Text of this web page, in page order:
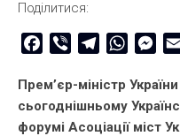
Поділитися:
Facebook
Viber Telegram
Прем’єр-міністр
сьогоднішньому
форумі Асоціації міст